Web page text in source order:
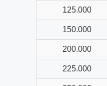
125.000
150.000
200.000
225.000